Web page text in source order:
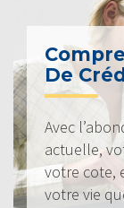
De
Avec
actuelle,
votre cote,
votre vie